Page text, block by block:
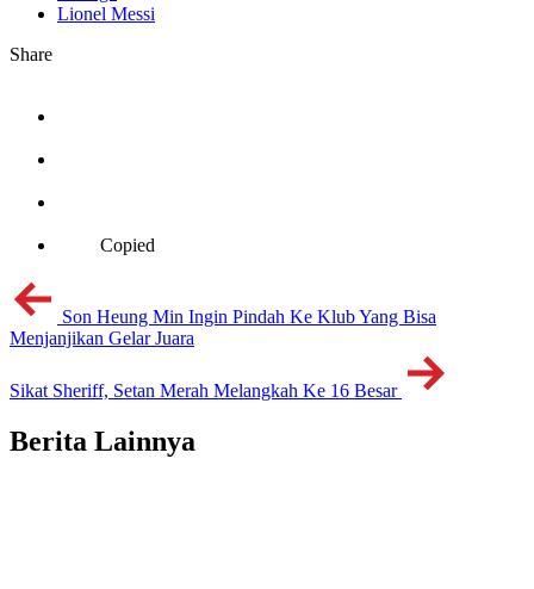
Lionel Messi
Share
Copied
Son Heung Min Ingin Pindah Ke Klub Yang Bisa
Menjanjikan Gelar Juara
Sikat Sheriff, Setan Merah Melangkah Ke 16 Besar
Berita Lainnya